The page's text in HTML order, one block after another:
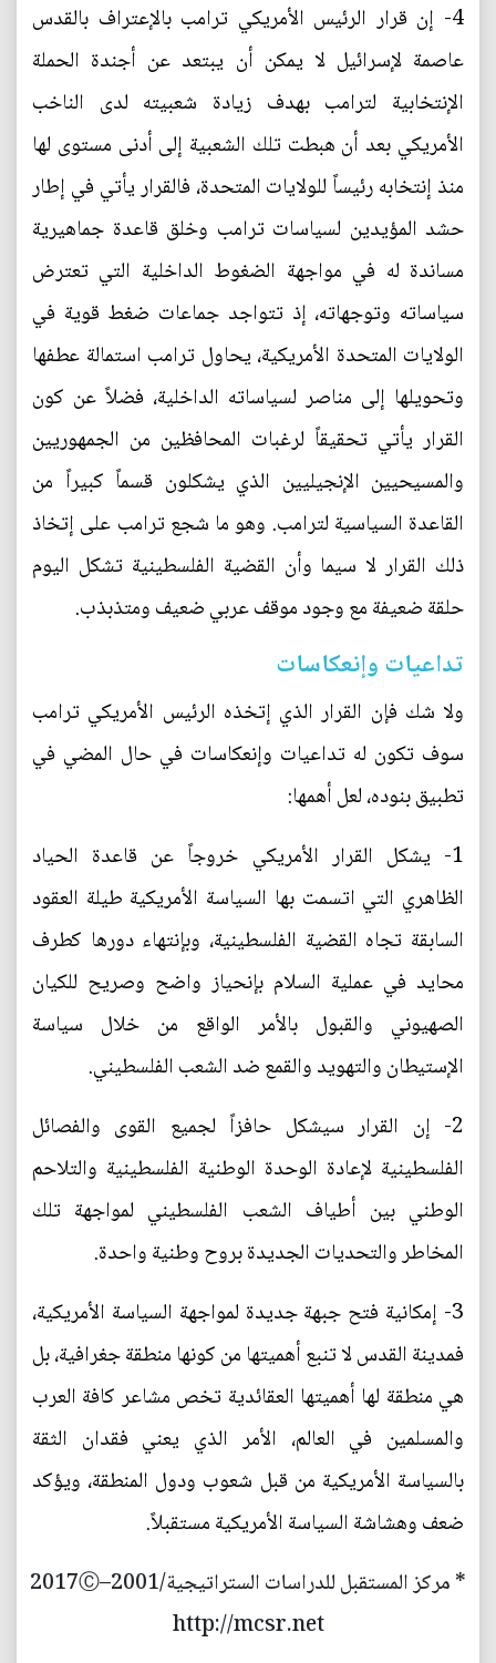
4- إن قرار الرئيس الأمريكي ترامب بالإعتراف بالقدس
عاصمة لإسرائيل لا يمكن أن يبتعد عن أجندة الحملة
الإنتخابية لترامب بهدف زيادة شعبيته لدى الناخب
الأمريكي بعد أن هبطت تلك الشعبية إلى أدنى مستوى لها
منذ إنتخابه رئيساً للولايات المتحدة، فالقرار يأتي في إطار
حشد المؤيدين لسياسات ترامب وخلق قاعدة جماهيرية
مساندة له في مواجهة الضغوط الداخلية التي تعترض
سياساته وتوجهاته، إذ تتواجد جماعات ضغط قوية في
الولايات المتحدة الأمريكية، يحاول ترامب استمالة عطفها
وتحويلها إلى مناصر لسياساته الداخلية، فضلاً عن كون
القرار يأتي تحقيقاً لرغبات المحافظين من الجمهوريين
والمسيحيين الإنجيليين الذي يشكلون قسماً كبيراً من
القاعدة السياسية لترامب. وهو ما شجع ترامب على إتخاذ
ذلك القرار لا سيما وأن القضية الفلسطينية تشكل اليوم
حلقة ضعيفة مع وجود موقف عربي ضعيف ومتذبذب.
تداعيات وإنعكاسات
ولا شك فإن القرار الذي إتخذه الرئيس الأمريكي ترامب
سوف تكون له تداعيات وإنعكاسات في حال المضي في
تطبيق بنوده، لعل أهمها:
1- يشكل القرار الأمريكي خروجاً عن قاعدة الحياد
الظاهري التي اتسمت بها السياسة الأمريكية طيلة العقود
السابقة تجاه القضية الفلسطينية، وبإنتهاء دورها كطرف
محايد في عملية السلام بإنحياز واضح وصريح للكيان
الصهيوني والقبول بالأمر الواقع من خلال سياسة
الإستيطان والتهويد والقمع ضد الشعب الفلسطيني.
2- إن القرار سيشكل حافزاً لجميع القوى والفصائل
الفلسطينية لإعادة الوحدة الوطنية الفلسطينية والتلاحم
الوطني بين أطياف الشعب الفلسطيني لمواجهة تلك
المخاطر والتحديات الجديدة بروح وطنية واحدة.
3- إمكانية فتح جبهة جديدة لمواجهة السياسة الأمريكية،
فمدينة القدس لا تنبع أهميتها من كونها منطقة جغرافية، بل
هي منطقة لها أهميتها العقائدية تخص مشاعر كافة العرب
والمسلمين في العالم، الأمر الذي يعني فقدان الثقة
بالسياسة الأمريكية من قبل شعوب ودول المنطقة، ويؤكد
ضعف وهشاشة السياسة الأمريكية مستقبلاً.
* مركز المستقبل للدراسات الستراتيجية/2001–2017Ⓒ
http://mcsr.net